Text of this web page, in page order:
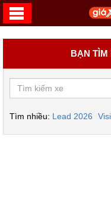
BẠN TÌM
Tìm nhiều: Lead 2026